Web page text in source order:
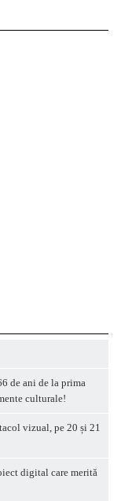
de ani de la prima
culturale!
vizual, pe 20 și 21
digital care merită